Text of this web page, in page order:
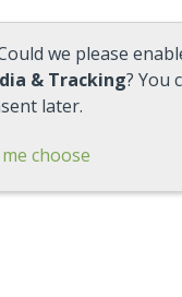
we please
& Tracking? You
later.
choose